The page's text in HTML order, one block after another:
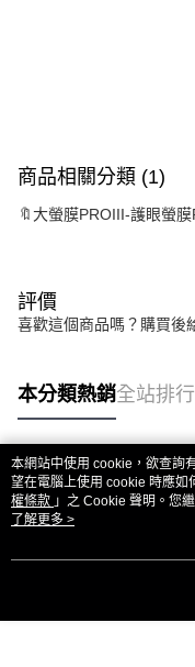
商品相關分類 (1)
🔖大螢膜PROIII-護眼螢
評價
喜歡這個商品嗎？購買後
本分類熱銷全站排行
熱門標籤
本網站中使用 cookie，欲查詢
望在電腦上使用 cookie 時應如
權條款 」之 Cookie 聲明。您
用條款之 Cookie 聲明使用
了解更多 >